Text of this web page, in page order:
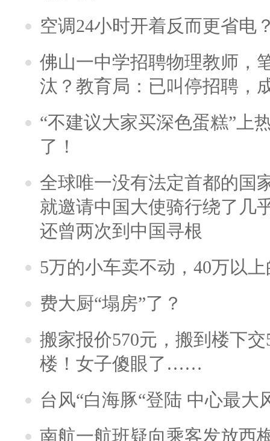
空调24小时开着反而更省电
佛山一中学招聘物理教师，
汰？教育局：已叫停招聘，
“不建议大家买深色蛋糕”上
了！
全球唯一没有法定首都的国
就邀请中国大使骑行绕了几
还曾两次到中国寻根
5万的小车卖不动，40万以
费大厨“塌房”了？
搬家报价570元，搬到楼下
楼！女子傻眼了……
台风“白海豚“登陆 中心最大
南航一航班疑向乘客发放西